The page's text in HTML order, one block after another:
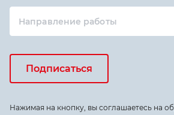
Направление работы
Подписаться
Нажимая на кнопку, вы соглашаетесь на